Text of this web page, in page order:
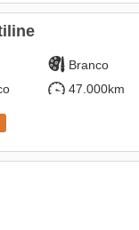
Branco
47.000km